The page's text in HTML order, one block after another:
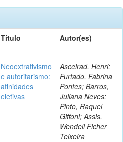
Título Autor(es)
Neoextrativismo
e autoritarismo:
afinidades
eletivas
Ascelrad, Henri;
Furtado, Fabrina
Pontes; Barros,
Juliana Neves;
Pinto, Raquel
Giffoni; Assis,
Wendell Ficher
Teixeira